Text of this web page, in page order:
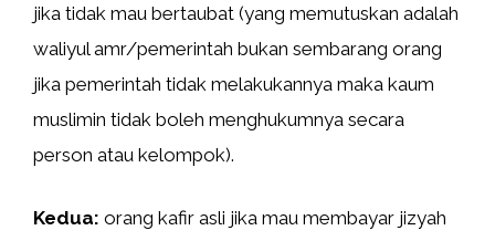
jika tidak mau bertaubat (yang memutuskan adalah
waliyul amr/pemerintah bukan sembarang orang
jika pemerintah tidak melakukannya maka kaum
muslimin tidak boleh menghukumnya secara
person atau kelompok).
Kedua: orang kafir asli jika mau membayar jizyah